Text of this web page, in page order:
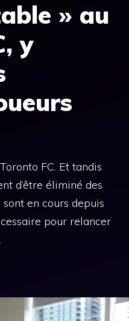
» au
y
FC. Et tandis
d’être éliminé des
en cours depuis
pour relancer